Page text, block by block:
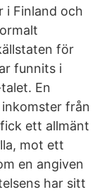
i Finland och
för
funnits i
En
från
ett allmänt
mot ett
en angiven
har sitt